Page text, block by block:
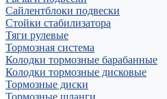
Сайлентблоки подвески
Стойки стабилизатора
Тяги рулевые
Тормозная система
Колодки тормозные барабанные
Колодки тормозные дисковые
Тормозные диски
Тормозные шланги